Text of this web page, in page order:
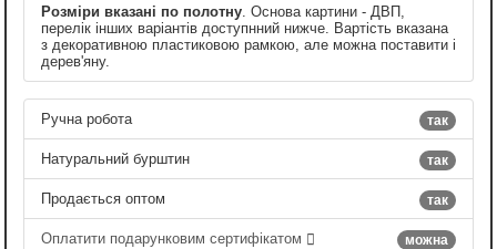
Розміри вказані по полотну . Основа картини - ДВП,
перелік інших варіантів доступнний нижче. Вартість вказана
з декоративною пластиковою рамкою, але можна поставити і
дерев'яну.
так
Ручна робота
так
Натуральний бурштин
так
Продається оптом
можна
Оплатити подарунковим сертифікатом